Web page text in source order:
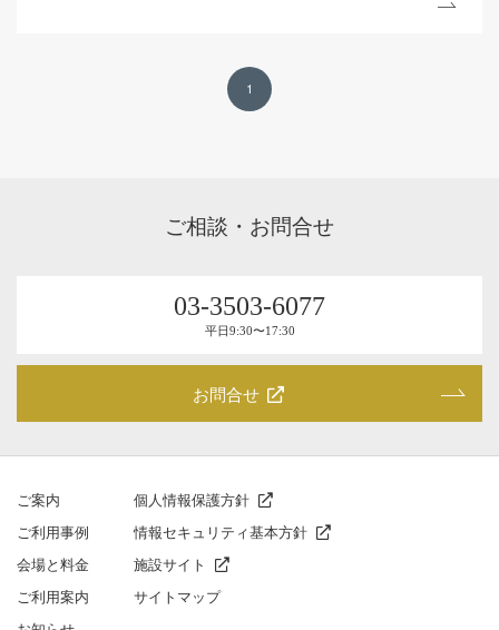
1
ご相談・お問合せ
03-3503-6077
平⽇9:30〜17:30
お問合せ
ご案内
ご利⽤事例
会場と料⾦
ご利⽤案内
個人情報保護方針
情報セキュリティ基本方針
施設サイト
サイトマップ